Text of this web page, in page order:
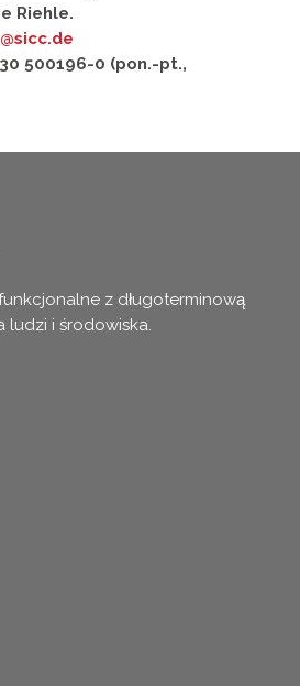
Riehle.
500196-0 (pon.-pt.,
z długoterminową
ludzi i środowiska.